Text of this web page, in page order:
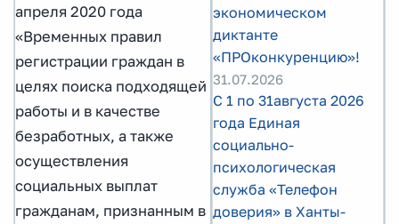
апреля 2020 года
«Временных правил
регистрации граждан в
целях поиска подходящей
работы и в качестве
безработных, а также
осуществления
социальных выплат
гражданам, признанным в
экономическом
диктанте
«ПРОконкуренцию»!
31.07.2026
С 1 по 31августа 2026
года Единая
социально-
психологическая
служба «Телефон
доверия» в Ханты-